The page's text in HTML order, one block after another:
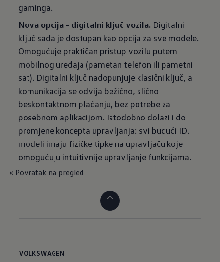
gaminga.
Nova opcija - digitalni ključ vozila. Digitalni
ključ sada je dostupan kao opcija za sve modele.
Omogućuje praktičan pristup vozilu putem
mobilnog uređaja (pametan telefon ili pametni
sat). Digitalni ključ nadopunjuje klasični ključ, a
komunikacija se odvija bežično, slično
beskontaktnom plaćanju, bez potrebe za
posebnom aplikacijom. Istodobno dolazi i do
promjene koncepta upravljanja: svi budući ID.
modeli imaju fizičke tipke na upravljaču koje
omogućuju intuitivnije upravljanje funkcijama.
« Povratak na pregled
VOLKSWAGEN